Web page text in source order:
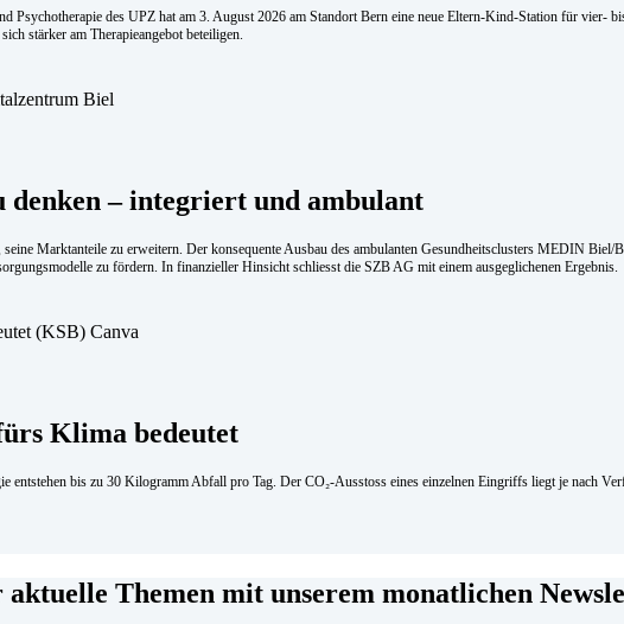
des UPZ hat am 3. August 2026 am Standort Bern eine neue Eltern-Kind-Station für vier-
stärker am Therapieangebot beteiligen.
den­ken – in­te­griert und am­bu­lant
Marktanteile zu erweitern. Der konsequente Ausbau des ambulanten Gesundheitsclusters MEDIN
zu fördern. In finanzieller Hinsicht schliesst die SZB AG mit einem ausgeglichenen Ergebnis.
Klima bedeutet
entstehen bis zu 30 Kilogramm Abfall pro Tag. Der CO₂-Ausstoss eines einzelnen Eingriffs liegt je nach
Themen mit unserem monatlichen